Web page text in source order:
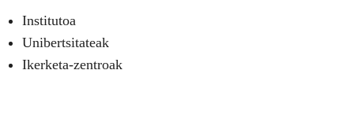
Institutoa
Unibertsitateak
Ikerketa-zentroak